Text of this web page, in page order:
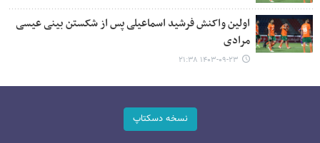
اولین واکنش فرشید اسماعیلی پس از شکستن بینی عیسی
مرادی
۱۴۰۳-۰۹-۲۳ ۲۱:۳۸
نسخه دسکتاپ